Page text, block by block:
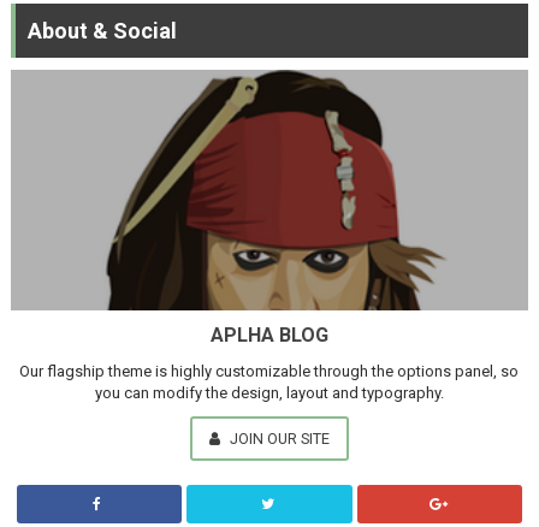
About & Social
APLHA BLOG
Our flagship theme is highly customizable through the options panel, so
you can modify the design, layout and typography.
JOIN OUR SITE